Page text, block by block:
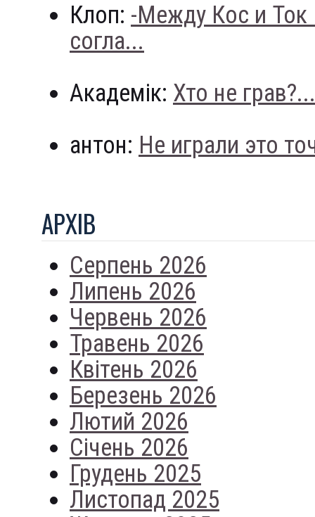
Клоп: -Между Кос и
согла...
Академік: Хто не грав?...
антон: Не играли это
АРХIВ
Серпень 2026
Липень 2026
Червень 2026
Травень 2026
Квітень 2026
Березень 2026
Лютий 2026
Січень 2026
Грудень 2025
Листопад 2025